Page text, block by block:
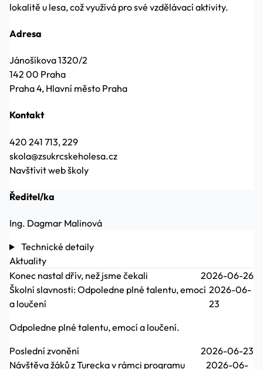
lokalitě u lesa, což využívá pro své vzdělávací aktivity.
Adresa
Jánošíkova 1320/2
142 00 Praha
Praha 4, Hlavní město Praha
Kontakt
420 241 713, 229
skola@zsukrcskeholesa.cz
Navštívit web školy
Ředitel/ka
Ing. Dagmar Malinová
Technické detaily
Aktuality
Konec nastal dřív, než jsme čekali
2026-06-26
Školní slavnosti: Odpoledne plné talentu, emocí
a loučení
2026-06-
23
Odpoledne plné talentu, emocí a loučení.
Poslední zvonění
2026-06-23
Návštěva žáků z Turecka v rámci programu
2026-06-